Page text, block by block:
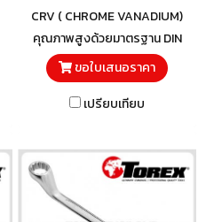
CRV ( CHROME VANADIUM)
คุณภาพสูงด้วยมาตรฐาน DIN
838 และวัสดุโครมวานาเดียม
ขอใบเสนอราคา
เปรียบเทียบ